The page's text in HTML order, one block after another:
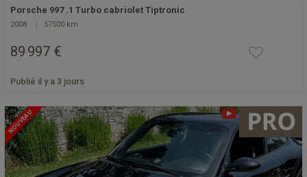
Porsche 997 .1 Turbo cabriolet Tiptronic
2008 57500 km
89 997 €
Publié il y a 3 jours
NOUVEAU